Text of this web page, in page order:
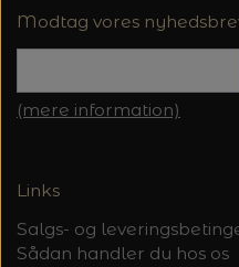
Modtag vores
(mere information)
Links
Salgs- og
Sådan handler du hos os